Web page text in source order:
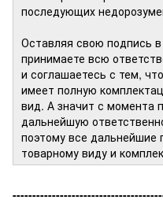
последующих
Оставляя свою подпись
принимаете всю
и соглашаетесь с тем,
имеет полную
вид. А значит с момента
дальнейшую
поэтому все дальнейшие
товарному виду и